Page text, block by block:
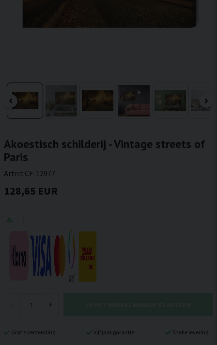
Akoestisch schilderij - Vintage streets of
Paris
Artnr: CF-12977
128,65 EUR
- +
Gratis verzending Vijf jaar garantie Snelle levering